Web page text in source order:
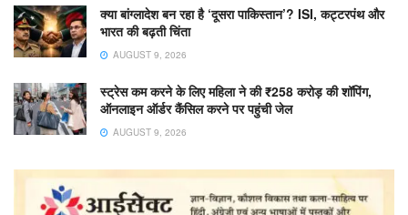
क्या बांग्लादेश बन रहा है ‘दूसरा पाकिस्तान’? ISI, कट्टरपंथ और
भारत की बढ़ती चिंता
AUGUST 9, 2026
स्ट्रेस कम करने के लिए महिला ने की ₹258 करोड़ की शॉपिंग,
ऑनलाइन ऑर्डर कैंसिल करने पर पहुंची जेल
AUGUST 9, 2026